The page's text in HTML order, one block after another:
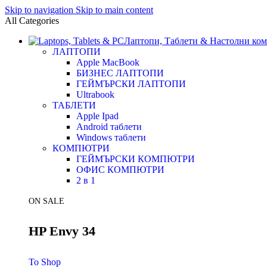
Skip to navigation Skip to main content
All Categories
Лаптопи, Таблети & Настолни
ЛАПТОПИ
Apple MacBook
БИЗНЕС ЛАПТОПИ
ГЕЙМЪРСКИ ЛАПТОПИ
Ultrabook
ТАБЛЕТИ
Apple Ipad
Android таблети
Windows таблети
КОМПЮТРИ
ГЕЙМЪРСКИ КОМПЮТРИ
ОФИС КОМПЮТРИ
2 в 1
ON SALE
HP Envy 34
To Shop